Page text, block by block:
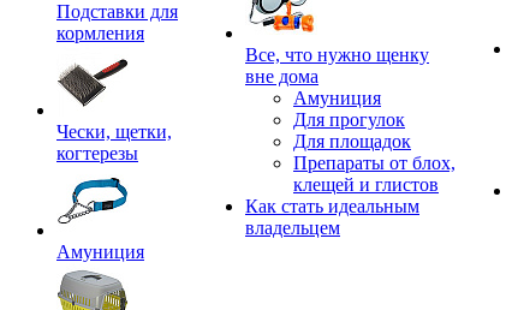
Подставки для
кормления
Чески, щетки,
когтерезы
Амуниция
Все, что нужно щенку
вне дома
Амуниция
Для прогулок
Для площадок
Препараты от блох,
клещей и глистов
Как стать идеальным
владельцем